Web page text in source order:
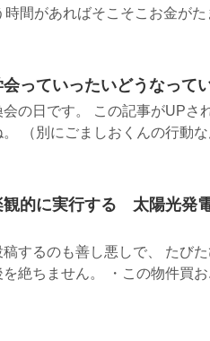
間があればそこそこお金がた
っていったいどうなって
の日です。 この記事がUPさ
（別にごましおくんの行動
的に実行する 太陽光発
するのも善し悪しで、 たび
絶ちません。 ・この物件買お